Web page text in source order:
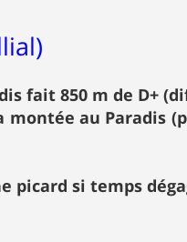
fait 850 m de D+
montée au Paradis
picard si temps